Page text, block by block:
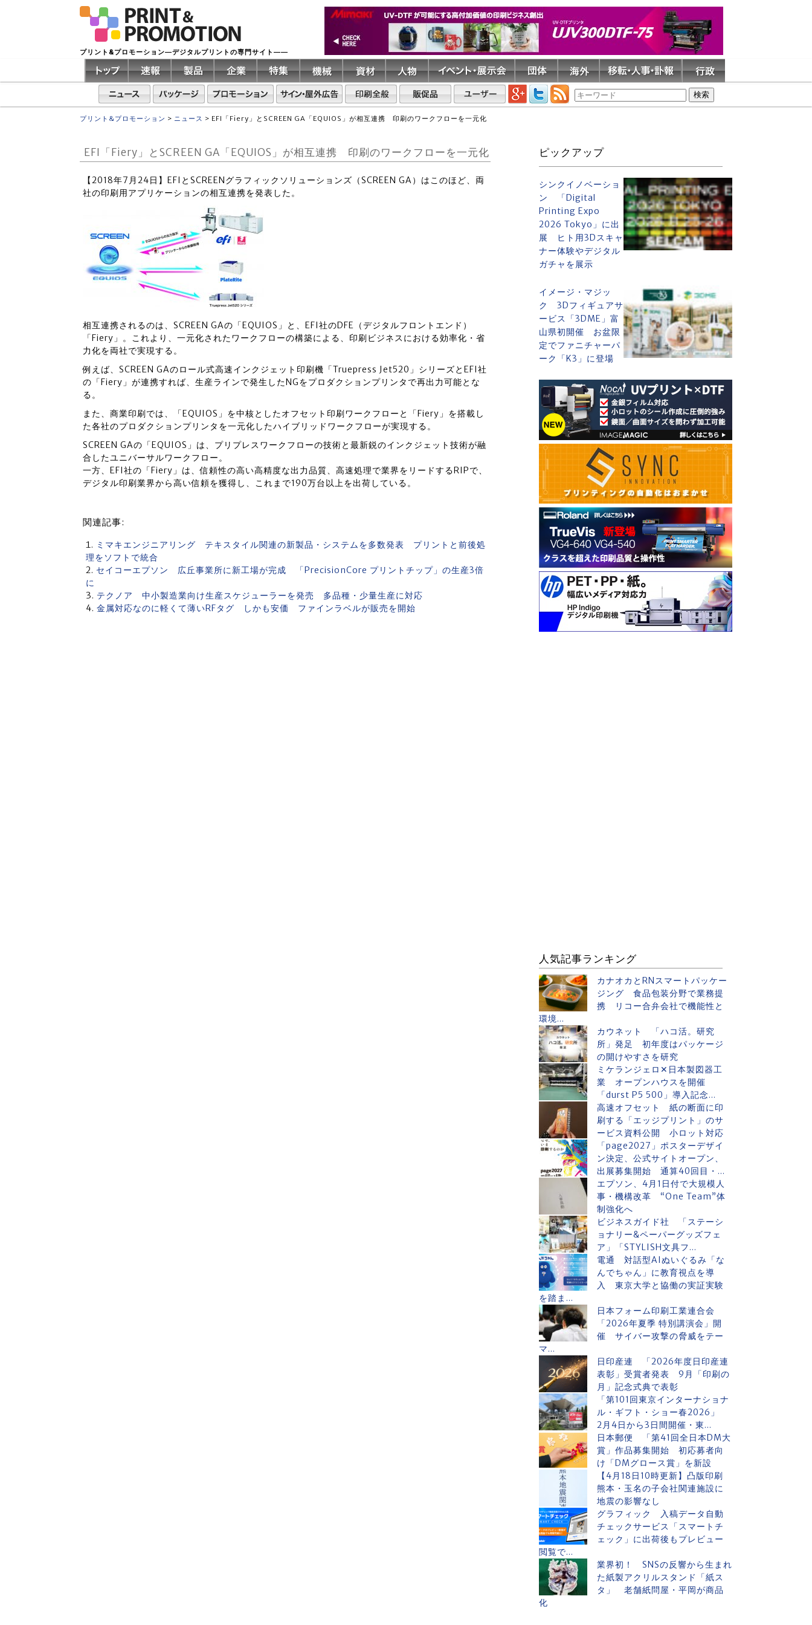
プリント&プロモーション―デジタルプリントの専門サイト――
プリント&プロモーション > ニュース > EFI「Fiery」とSCREEN GA「EQUIOS」が相互連携 印刷のワークフローを一元化
EFI「Fiery」とSCREEN GA「EQUIOS」が相互連携 印刷のワークフローを一元化
【2018年7月24日】EFIとSCREENグラフィックソリューションズ（SCREEN GA）はこのほど、両
社の印刷用アプリケーションの相互連携を発表した。
相互連携されるのは、SCREEN GAの「EQUIOS」と、EFI社のDFE（デジタルフロントエンド）
「Fiery」。これより、一元化されたワークフローの構築による、印刷ビジネスにおける効率化・省
力化を両社で実現する。
例えば、SCREEN GAのロール式高速インクジェット印刷機「Truepress Jet520」シリーズとEFI社
の「Fiery」が連携すれば、生産ラインで発生したNGをプロダクションプリンタで再出力可能とな
る。
また、商業印刷では、「EQUIOS」を中核としたオフセット印刷ワークフローと「Fiery」を搭載し
た各社のプロダクションプリンタを一元化したハイブリッドワークフローが実現する。
SCREEN GAの「EQUIOS」は、プリプレスワークフローの技術と最新鋭のインクジェット技術が融
合したユニバーサルワークフロー。
一方、EFI社の「Fiery」は、信頼性の高い高精度な出力品質、高速処理で業界をリードするRIPで、
デジタル印刷業界から高い信頼を獲得し、これまで190万台以上を出荷している。
関連記事:
ミマキエンジニアリング テキスタイル関連の新製品・システムを多数発表 プリントと前後処
理をソフトで統合
セイコーエプソン 広丘事業所に新工場が完成 「PrecisionCore プリントチップ」の生産3倍
に
テクノア 中小製造業向け生産スケジューラーを発売 多品種・少量生産に対応
金属対応なのに軽くて薄いRFタグ しかも安価 ファインラベルが販売を開始
ピックアップ
シンクイノベーショ
ン 「Digital
Printing Expo
2026 Tokyo」に出
展 ヒト用3Dスキャ
ナー体験やデジタル
ガチャを展示
イメージ・マジッ
ク 3Dフィギュアサ
ービス「3DME」富
山県初開催 お盆限
定でファニチャーパ
ーク「K3」に登場
人気記事ランキング
カナオカとRNスマートパッケー
ジング 食品包装分野で業務提
携 リコー合弁会社で機能性と
環境...
カウネット 「ハコ活。研究
所」発足 初年度はパッケージ
の開けやすさを研究
ミケランジェロ✕日本製図器工
業 オープンハウスを開催
「durst P5 500」導入記念...
高速オフセット 紙の断面に印
刷する「エッジプリント」のサ
ービス資料公開 小ロット対応
「page2027」ポスターデザイ
ン決定、公式サイトオープン、
出展募集開始 通算40回目・...
エプソン、4月1日付で大規模人
事・機構改革 “One Team”体
制強化へ
ビジネスガイド社 「ステーシ
ョナリー&ペーパーグッズフェ
ア」「STYLISH文具フ...
電通 対話型AIぬいぐるみ「な
んでちゃん」に教育視点を導
入 東京大学と協働の実証実験
を踏ま...
日本フォーム印刷工業連合会
「2026年夏季 特別講演会」開
催 サイバー攻撃の脅威をテー
マ...
日印産連 「2026年度日印産連
表彰」受賞者発表 9月「印刷の
月」記念式典で表彰
「第101回東京インターナショナ
ル・ギフト・ショー春2026」
2月4日から3日間開催・東...
日本郵便 「第41回全日本DM大
賞」作品募集開始 初応募者向
け「DMグロース賞」を新設
【4月18日10時更新】凸版印刷
熊本・玉名の子会社関連施設に
地震の影響なし
グラフィック 入稿データ自動
チェックサービス「スマートチ
ェック」に出荷後もプレビュー
閲覧で...
業界初！ SNSの反響から生まれ
た紙製アクリルスタンド「紙ス
タ」 老舗紙問屋・平岡が商品
化